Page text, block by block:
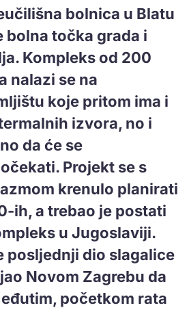
bolnica u Blatu
bolna točka grada i
Kompleks od 200
nalazi se na
koje pritom ima i
izvora, no i
da će se
Projekt se s
krenulo planirati
ih, a trebao je postati
u Jugoslaviji.
posljednji dio slagalice
Novom Zagrebu da
početkom rata